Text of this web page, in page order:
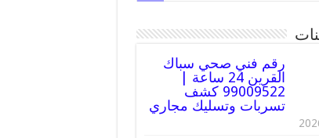
رقم فني صحي سباك
القرين 24 ساعة |
99009522 كشف
تسربات وتسليك مجاري